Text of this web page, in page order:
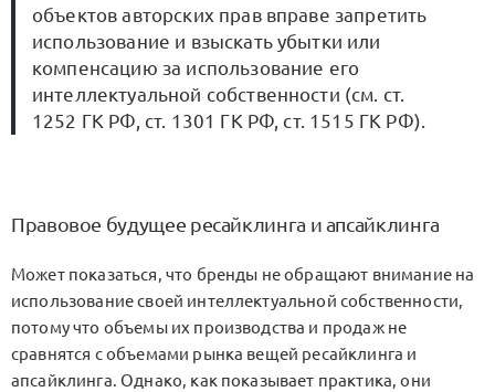
объектов авторских прав вправе запретить
использование и взыскать убытки или
компенсацию за использование его
интеллектуальной собственности (см. ст.
1252 ГК РФ, ст. 1301 ГК РФ, ст. 1515 ГК РФ).
Правовое будущее ресайклинга и апсайклинга
Может показаться, что бренды не обращают внимание на
использование своей интеллектуальной собственности,
потому что объемы их производства и продаж не
сравнятся с объемами рынка вещей ресайклинга и
апсайклинга. Однако, как показывает практика, они